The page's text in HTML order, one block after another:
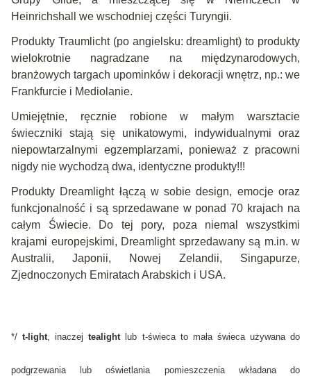
Heinrichshall we wschodniej części Turyngii.
Produkty Traumlicht (po angielsku: dreamlight) to produkty
wielokrotnie nagradzane na międzynarodowych,
branżowych targach upominków i dekoracji wnętrz, np.: we
Frankfurcie i Mediolanie.
Umiejętnie, ręcznie robione w małym warsztacie
świeczniki stają się unikatowymi, indywidualnymi oraz
niepowtarzalnymi egzemplarzami, ponieważ z pracowni
nigdy nie wychodzą dwa, identyczne produkty!!!
Produkty Dreamlight łączą w sobie design, emocje oraz
funkcjonalność i są sprzedawane w ponad 70 krajach na
całym Świecie. Do tej pory, poza niemal wszystkimi
krajami europejskimi, Dreamlight sprzedawany są m.in. w
Australii, Japonii, Nowej Zelandii, Singapurze,
Zjednoczonych Emiratach Arabskich i USA.
*/t-light, inaczejtealightlub t-świeca to mała świeca używana do
podgrzewania lub oświetlania pomieszczenia wkładana do